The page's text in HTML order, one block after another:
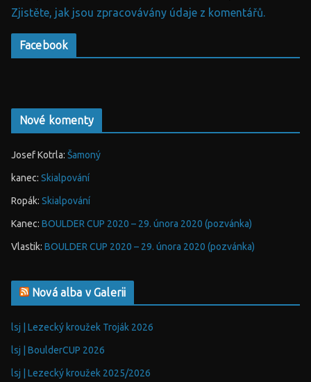
Zjistěte, jak jsou zpracovávány údaje z komentářů.
Facebook
Nové komenty
Josef Kotrla: Šamoný
kanec: Skialpování
Ropák: Skialpování
Kanec: BOULDER CUP 2020 – 29. února 2020 (pozvánka)
Vlastik: BOULDER CUP 2020 – 29. února 2020 (pozvánka)
Nová alba v Galerii
lsj | Lezecký kroužek Troják 2026
lsj | BoulderCUP 2026
lsj | Lezecký kroužek 2025/2026